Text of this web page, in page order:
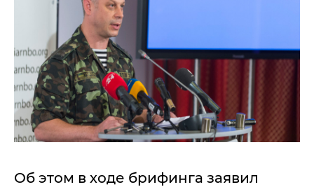
Об этом в ходе брифинга заявил